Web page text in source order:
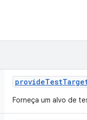
provideTest
Forneça um alvo de